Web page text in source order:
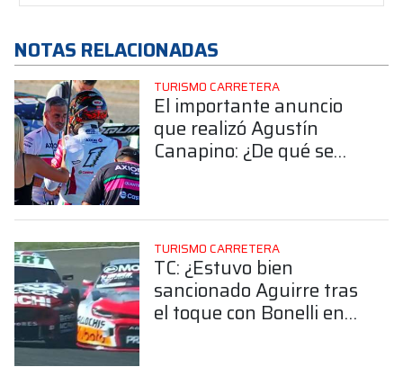
NOTAS RELACIONADAS
TURISMO CARRETERA
El importante anuncio
que realizó Agustín
Canapino: ¿De qué se
TURISMO CARRETERA
TC: ¿Estuvo bien
sancionado Aguirre tras
el toque con Bonelli en